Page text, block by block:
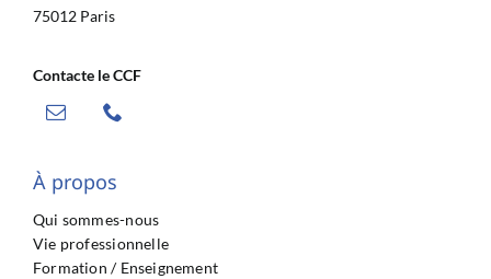
75012 Paris
Contacte le CCF
À propos
Qui sommes-nous
Vie professionnelle
Formation / Enseignement